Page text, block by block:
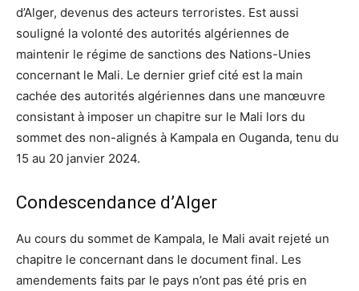
d’Alger, devenus des acteurs terroristes. Est aussi
souligné la volonté des autorités algériennes de
maintenir le régime de sanctions des Nations-Unies
concernant le Mali. Le dernier grief cité est la main
cachée des autorités algériennes dans une manœuvre
consistant à imposer un chapitre sur le Mali lors du
sommet des non-alignés à Kampala en Ouganda, tenu du
15 au 20 janvier 2024.
Condescendance d’Alger
Au cours du sommet de Kampala, le Mali avait rejeté un
chapitre le concernant dans le document final. Les
amendements faits par le pays n’ont pas été pris en